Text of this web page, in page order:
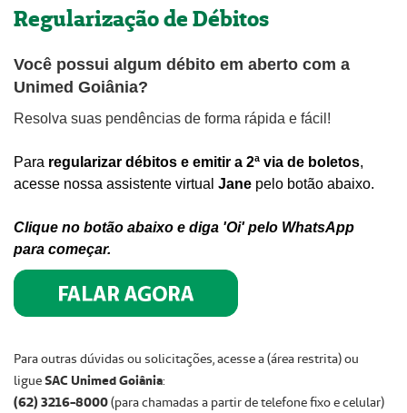
Imprensa
Fale Conosco
ANS
Regularização de Débitos
Você possui algum débito em aberto com a
Unimed Goiânia?
Resolva suas pendências de forma rápida e fácil!
Para regularizar débitos e emitir a 2ª via de boletos,
acesse nossa assistente virtual Jane pelo botão abaixo.
Clique no botão abaixo e diga 'Oi' pelo WhatsApp
para começar.
Para outras dúvidas ou solicitações, acesse a (área restrita) ou
ligueSAC Unimed Goiânia:
(62) 3216-8000(para chamadas a partir de telefone fixo e celular)